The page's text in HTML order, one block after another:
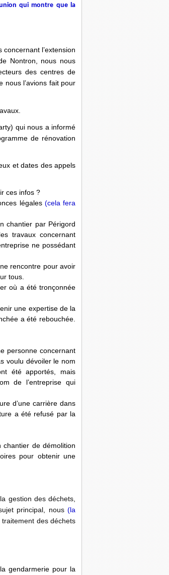
qui montre que la
l’extension
Nontron, nous nous
des centres de
nous l’avions fait pour
qui nous a informé
de rénovation
et dates des appels
ces infos ?
légales (cela fera
chantier par Périgord
travaux concernant
ne possédant
rencontre pour avoir
tous.
où a été tronçonnée
une expertise de la
a été rebouchée.
personne concernant
voulu dévoiler le nom
été apportés, mais
de l’entreprise qui
d’une carrière dans
a été refusé par la
de démolition
pour obtenir une
gestion des déchets,
principal, nous (la
des déchets
gendarmerie pour la